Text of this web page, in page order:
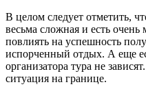
В целом следует отметить,
весьма сложная и есть
повлиять на успешность
испорченный отдых. А еще
организатора тура не
ситуация на границе.